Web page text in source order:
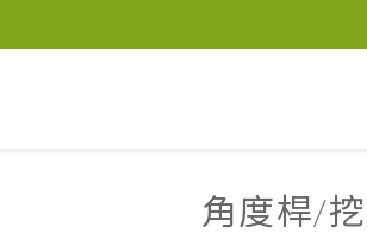
角度桿/